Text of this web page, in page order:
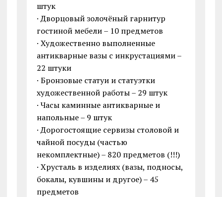
штук
· Дворцовый золочёный гарнитур
гостиной мебели – 10 предметов
· Художественно выполненные
антикварные вазы с инкрустациями –
22 штуки
· Бронзовые статуи и статуэтки
художественной работы – 29 штук
· Часы каминные антикварные и
напольные – 9 штук
· Дорогостоящие сервизы столовой и
чайной посуды (частью
некомплектные) – 820 предметов (!!!)
· Хрусталь в изделиях (вазы, подносы,
бокалы, кувшины и другое) – 45
предметов